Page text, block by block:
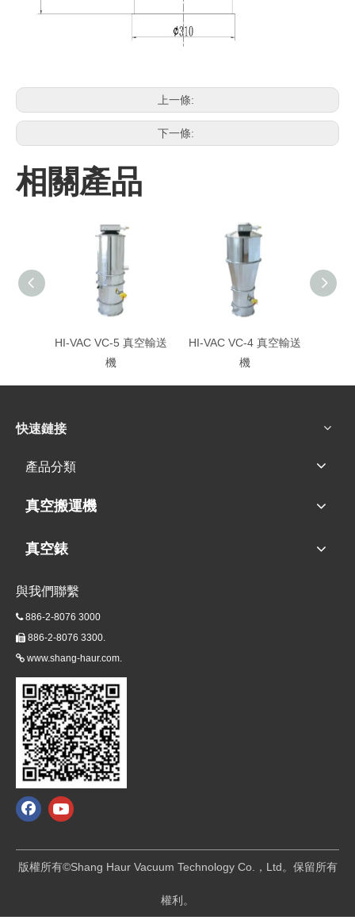
上一條:
下一條:
相關產品
HI-VAC VC-5 真空輸送
機
HI-VAC VC-4 真空輸送
機
快速鏈接
產品分類
真空搬運機
真空錶
與我們聯繫
886-2-8076 3000
 886-2-8076 3300.
 www.shang-haur.com.
版權所有©Shang Haur Vacuum Technology Co.，Ltd。保留所有
權利。